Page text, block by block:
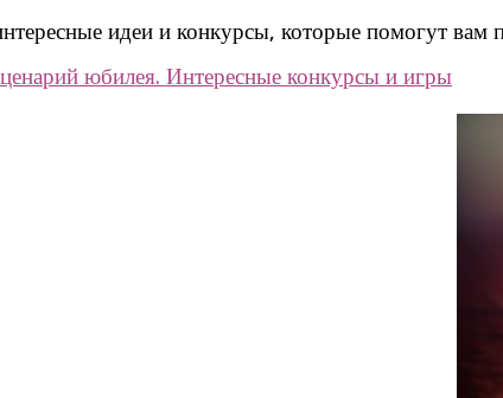
идеи и конкурсы, которые помогут
юбилея. Интересные конкурсы и игры